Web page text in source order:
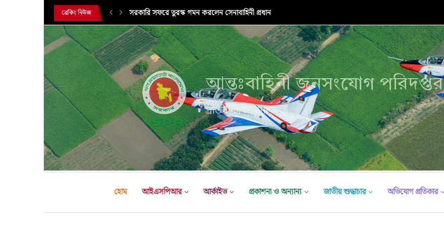
ব্রেকিং নিউজ সরকারি সফরে তুরস্ক গমন করলেন সেনাবাহিনী প্রধান
আন্তঃবাহিনী জনসংযোগ পরিদপ্তর
প্রতিরক্ষা মন্ত্রণালয়
হোম আইএসপিআর আর্কাইভ প্রকাশনা ও অন্যান্য জাতীয় শুদ্ধাচার অভিযোগ প্রতিকার